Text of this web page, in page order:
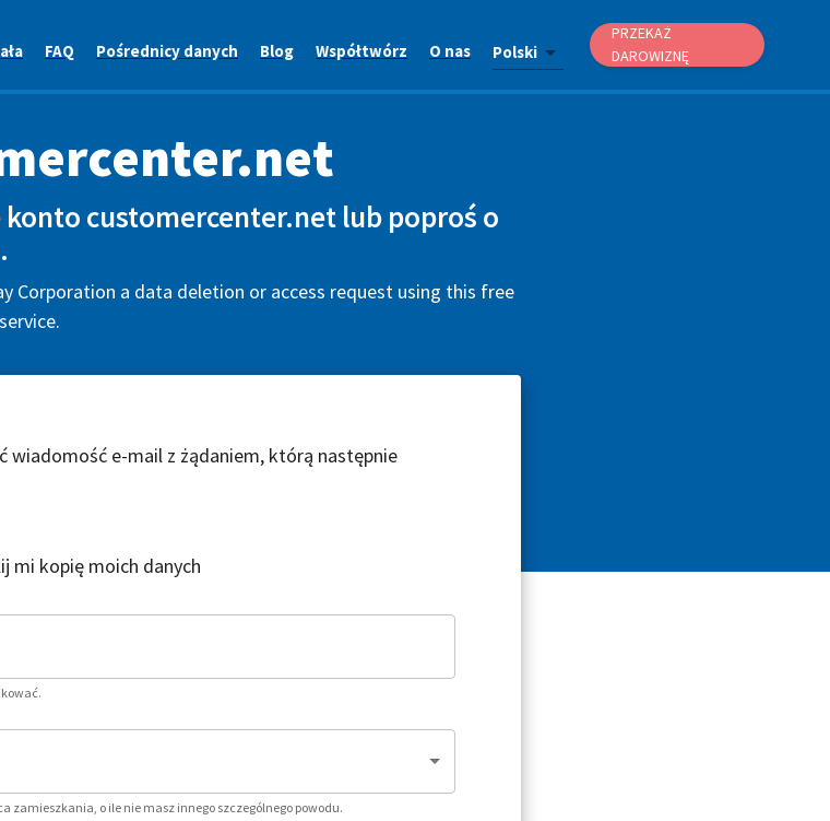
FAQ Pośrednicy danych Blog Współtwórz O nas Polski
PRZEKAŻ
DAROWIZNĘ
konto customercenter.net lub poproś o
Corporation a data deletion or access request using this free
wiadomość e-mail z żądaniem, którą następnie
mi kopię moich danych
zamieszkania, o ile nie masz innego szczególnego powodu.